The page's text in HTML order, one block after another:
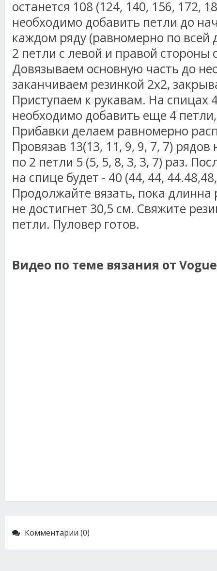
останется 108 (124, 140, 156, 172,
необходимо добавить петли до
каждом ряду (равномерно по всей
2 петли с левой и правой стороны
Довязываем основную часть до
заканчиваем резинкой 2х2,
Приступаем к рукавам. На спицах
необходимо добавить еще 4
Прибавки делаем равномерно
Провязав 13(13, 11, 9, 9, 7, 7)
по 2 петли 5 (5, 5, 8, 3, 3, 7) раз.
на спице будет - 40 (44, 44,
Продолжайте вязать, пока
не достигнет 30,5 см. Свяжите
петли. Пуловер готов.
Видео по теме вязания от
Комментарии (0)